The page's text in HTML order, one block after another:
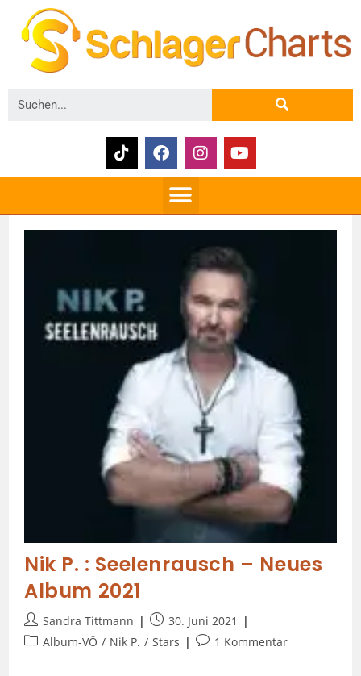
Nik P. : Seelenrausch – Neues
Album 2021
Sandra Tittmann
30. Juni 2021
Album-VÖ / Nik P. / Stars 1 Kommentar